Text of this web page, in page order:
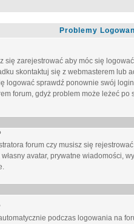
Problemy
się zarejestrować aby móc się
skontaktuj się z webmasterem lub
logować sprawdź ponownie swój
forum, gdyż problem może leżeć po
forum czy musisz się
avatar, prywatne wiadomości,
podczas logowania na